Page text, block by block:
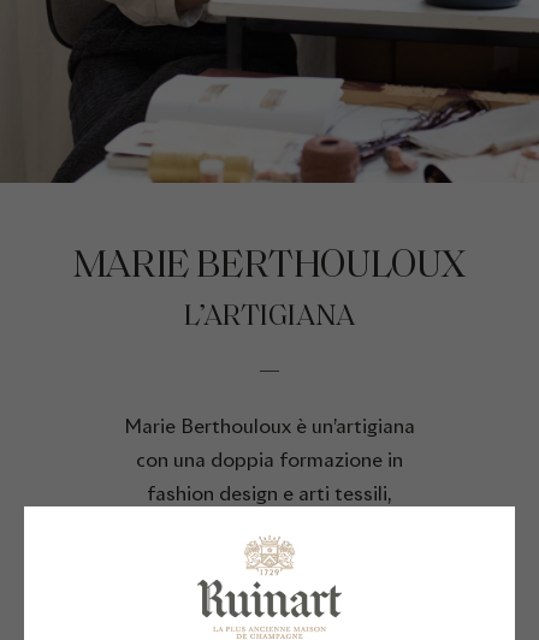
MARIE BERTHOULOUX
L’ARTIGIANA
Marie Berthouloux è un’artigiana
con una doppia formazione in
fashion design e arti tessili,
Reinventa tecniche tradizionali per
dare un nuovo dinamismo alle sue